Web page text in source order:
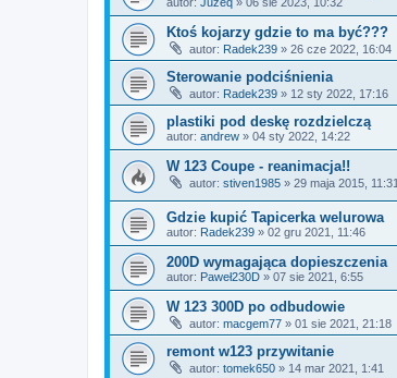
Ktoś kojarzy gdzie to ma być???
autor: Radek239 » 26 cze 2022, 16:04
Sterowanie podciśnienia
autor: Radek239 » 12 sty 2022, 17:16
plastiki pod deskę rozdzielczą
autor: andrew » 04 sty 2022, 14:22
W 123 Coupe - reanimacja!!
autor: stiven1985 » 29 maja 2015, 11:31
Gdzie kupić Tapicerka welurowa
autor: Radek239 » 02 gru 2021, 11:46
200D wymagająca dopieszczenia
autor: Paweł230D » 07 sie 2021, 6:55
W 123 300D po odbudowie
autor: macgem77 » 01 sie 2021, 21:18
remont w123 przywitanie
autor: tomek650 » 14 mar 2021, 1:41